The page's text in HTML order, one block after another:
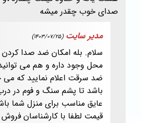
صدای خوب چقدر میشه
مدیر سایت (1403/07/25)
سلام. بله امکان ضد صدا
محل وجود داره و هم می
ضد سرقت اعلام نمایید که می
باشد تا پشم سنگ و فوم در
عایق مناسب برای منزل شما
قیمت لطفا با کارشناسان